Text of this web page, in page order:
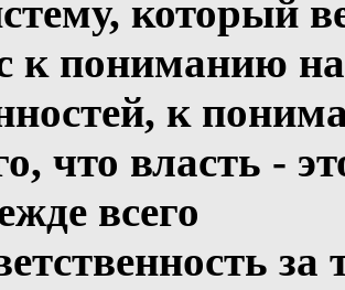
который
к пониманию
к
что власть -
всего
за